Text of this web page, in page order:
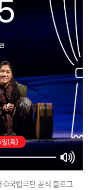
©국립극단 공식 블로그